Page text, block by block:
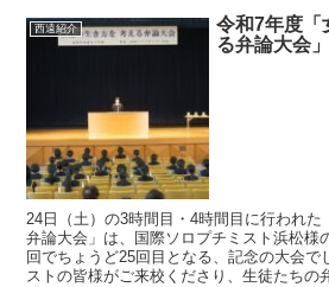
西遠紹介
令和7年度「
る弁論大会」
24日（土）の3時間目・4時間目に行われた
弁論大会」は、国際ソロプチミスト浜松様
回でちょうど25回目となる、記念の大会で
ストの皆様がご来校くださり、生徒たちの